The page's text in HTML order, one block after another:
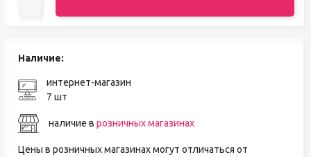
Наличие:
интернет-магазин
7 шт
наличие в розничных магазинах
Цены в розничных магазинах могут отличаться от